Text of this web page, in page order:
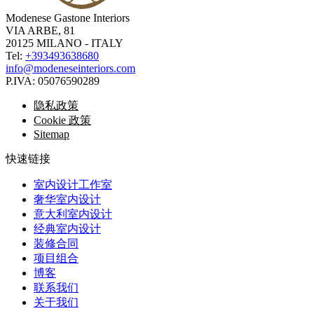
Modenese Gastone Interiors
VIA ARBE, 81
20125 MILANO - ITALY
Tel: +393493638680
info@modeneseinteriors.com
P.IVA: 05076590289
隐私政策
Cookie 政策
Sitemap
快速链接
室内设计工作室
奢华室内设计
意大利室内设计
经典室内设计
装修合同
项目组合
博客
联系我们
关于我们